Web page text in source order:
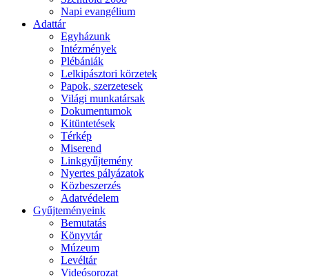
Napi evangélium
Adattár
Egyházunk
Intézmények
Plébániák
Lelkipásztori körzetek
Papok, szerzetesek
Világi munkatársak
Dokumentumok
Kitüntetések
Térkép
Miserend
Linkgyűjtemény
Nyertes pályázatok
Közbeszerzés
Adatvédelem
Gyűjteményeink
Bemutatás
Könyvtár
Múzeum
Levéltár
Videósorozat